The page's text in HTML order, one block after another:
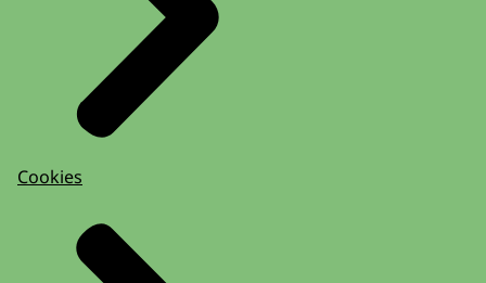
Cookies